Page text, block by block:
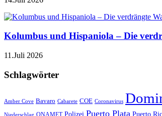
Kolumbus und Hispaniola – Die
11.Juli 2026
Schlagwörter
Amber Cove Bavaro Cabarete COE Coronavirus
Niederschlag ONAMET Polizei Puerto Plata Puerto